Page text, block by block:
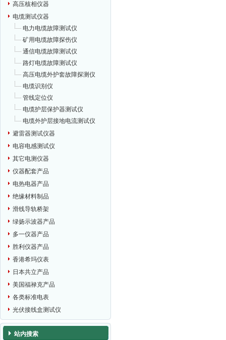
高压核相仪器
电缆测试仪器
电力电缆故障测试仪
矿用电缆故障探伤仪
通信电缆故障测试仪
路灯电缆故障测试仪
高压电缆外护套故障探测仪
电缆识别仪
管线定位仪
电缆护层保护器测试仪
电缆外护层接地电流测试仪
避雷器测试仪器
电容电感测试仪
其它电测仪器
仪器配套产品
电热电器产品
绝缘材料制品
滑线导轨桥架
绿扬示波器产品
多一仪器产品
胜利仪器产品
香港希玛仪表
日本共立产品
美国福禄克产品
各类标准电表
光伏接线盒测试仪
站内搜索